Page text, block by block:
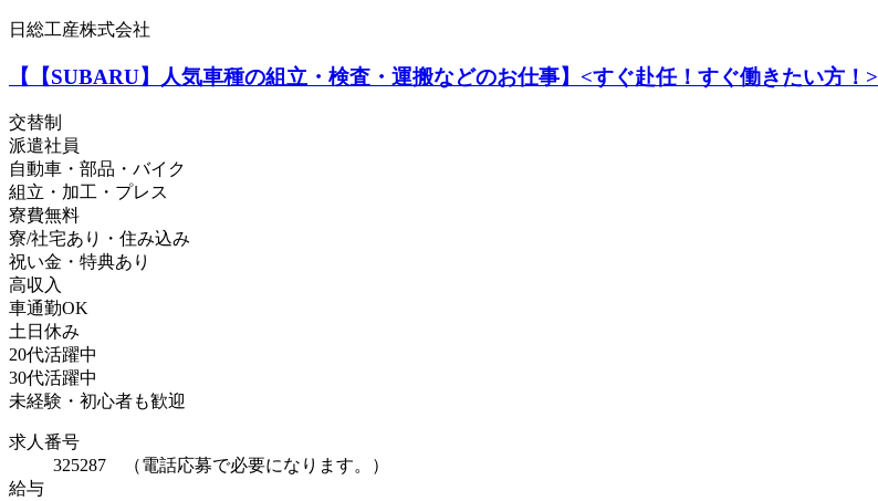
日総工産株式会社
【【SUBARU】人気車種の組立・検査・運搬などのお仕事】<すぐ赴任！すぐ働きたい方！>
交替制
派遣社員
自動車・部品・バイク
組立・加工・プレス
寮費無料
寮/社宅あり・住み込み
祝い金・特典あり
高収入
車通勤OK
土日休み
20代活躍中
30代活躍中
未経験・初心者も歓迎
求人番号
325287 （電話応募で必要になります。）
給与